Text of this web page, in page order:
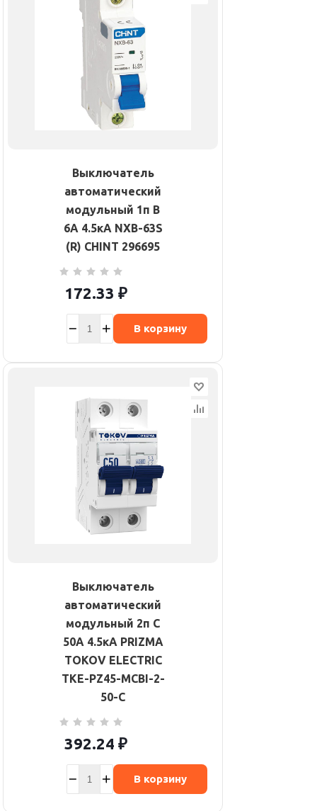
Выключатель
автоматический
модульный 1п B
6А 4.5кА NXB-63S
(R) CHINT 296695
172.33 ₽
В корзину
Выключатель
автоматический
модульный 2п C
50А 4.5кА PRIZMA
TOKOV ELECTRIC
TKE-PZ45-MCBI-2-
50-C
392.24 ₽
В корзину